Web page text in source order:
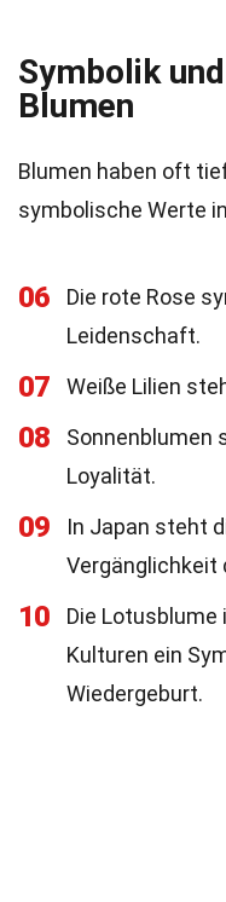
Symbolik
Blumen
Blumen haben oft
symbolische Werte
06
Die rote Rose
Leidenschaft.
07 Weiße Lilien
08
Sonnenblumen
Loyalität.
09
In Japan steht
Vergänglichkeit
10
Die
Kulturen ein
Wiedergeburt.